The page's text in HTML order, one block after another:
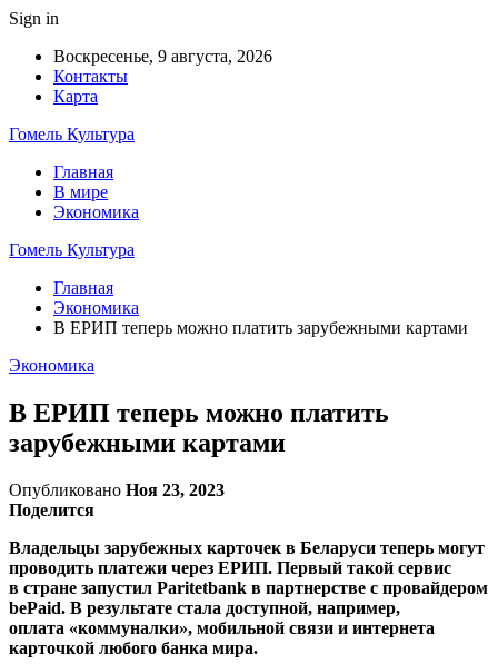
Sign in
Воскресенье, 9 августа, 2026
Контакты
Карта
Гомель Культура
Главная
В мире
Экономика
Гомель Культура
Главная
Экономика
В ЕРИП теперь можно платить зарубежными картами
Экономика
В ЕРИП теперь можно платить
зарубежными картами
Опубликовано Ноя 23, 2023
Поделится
Владельцы зарубежных карточек в Беларуси теперь могут
проводить платежи через ЕРИП. Первый такой сервис
в стране запустил Paritetbank в партнерстве с провайдером
bePaid. В результате стала доступной, например,
оплата «коммуналки», мобильной связи и интернета
карточкой любого банка мира.